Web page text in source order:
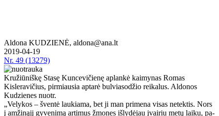
Aldona KUDZIENĖ, aldona@ana.lt
2019-04-19
Nr. 49 (13279)
Kružiūniškę Stasę Kuncevičienę aplankė kaimynas Romas
Kisleravičius, pirmiausia aptarė bulviasodžio reikalus. Aldonos
Kudzienes nuotr.
„Ve­ly­kos – šven­tė lau­kia­ma, bet ji man pri­me­na vi­sas ne­tek­tis. Nors
į am­ži­ną­jį gy­ve­ni­mą ar­ti­mus žmo­nes iš­ly­dė­jau įvai­riu me­tų lai­ku, pa­